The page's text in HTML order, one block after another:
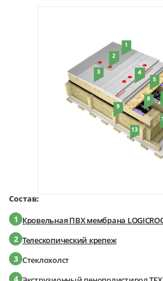
Состав:
1 Кровельная ПВХ мембрана
2 Телескопический крепеж
3 Стеклохолст
4